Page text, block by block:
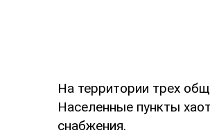
На территории трех
Населенные пункты
снабжения.